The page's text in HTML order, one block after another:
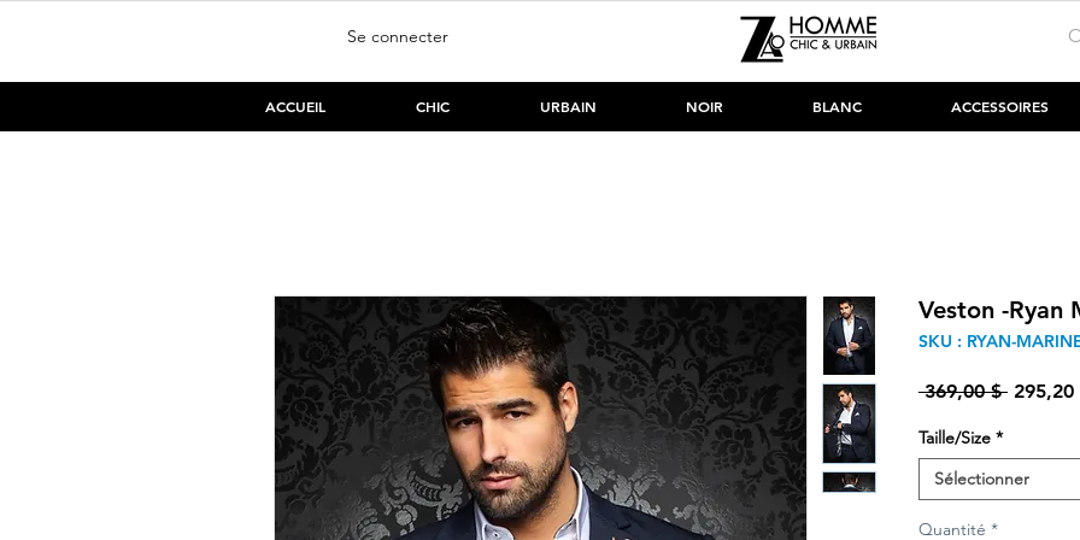
Se connecter
ACCUEIL CHIC URBAIN NOIR BLANC ACCESSOIRES
Veston -Ryan
SKU : RYAN-
369,00 $ Prix
295,20
Taille/Size *
Sélectionner
Quantité *